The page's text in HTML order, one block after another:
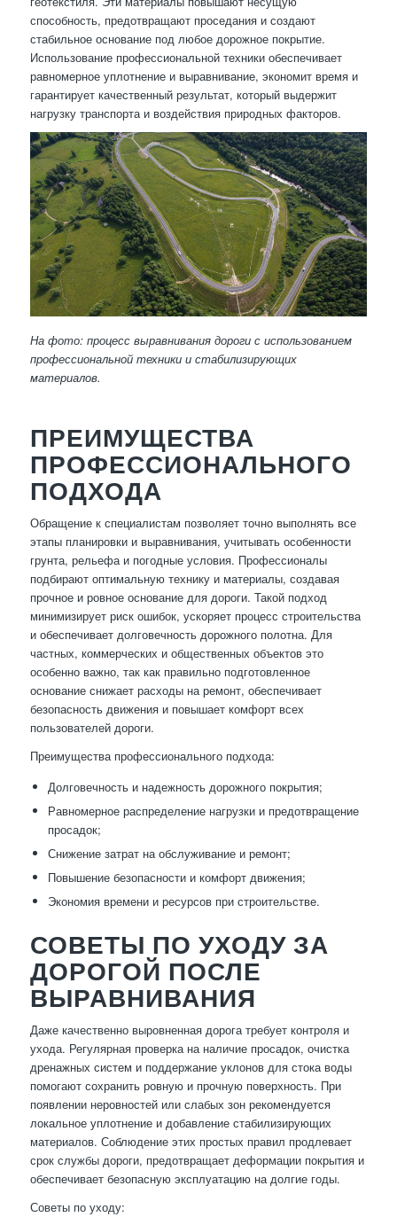
способность, предотвращают проседания и создают
стабильное основание под любое дорожное покрытие.
Использование профессиональной техники обеспечивает
равномерное уплотнение и выравнивание, экономит время и
гарантирует качественный результат, который выдержит
нагрузку транспорта и воздействия природных факторов.
На фото: процесс выравнивания дороги с использованием
профессиональной техники и стабилизирующих
материалов.
ПРЕИМУЩЕСТВА
ПРОФЕССИОНАЛЬНОГО
ПОДХОДА
Обращение к специалистам позволяет точно выполнять все
этапы планировки и выравнивания, учитывать особенности
грунта, рельефа и погодные условия. Профессионалы
подбирают оптимальную технику и материалы, создавая
прочное и ровное основание для дороги. Такой подход
минимизирует риск ошибок, ускоряет процесс строительства
и обеспечивает долговечность дорожного полотна. Для
частных, коммерческих и общественных объектов это
особенно важно, так как правильно подготовленное
основание снижает расходы на ремонт, обеспечивает
безопасность движения и повышает комфорт всех
пользователей дороги.
Преимущества профессионального подхода:
Долговечность и надежность дорожного покрытия;
Равномерное распределение нагрузки и предотвращение
просадок;
Снижение затрат на обслуживание и ремонт;
Повышение безопасности и комфорт движения;
Экономия времени и ресурсов при строительстве.
СОВЕТЫ ПО УХОДУ ЗА
ДОРОГОЙ ПОСЛЕ
ВЫРАВНИВАНИЯ
Даже качественно выровненная дорога требует контроля и
ухода. Регулярная проверка на наличие просадок, очистка
дренажных систем и поддержание уклонов для стока воды
помогают сохранить ровную и прочную поверхность. При
появлении неровностей или слабых зон рекомендуется
локальное уплотнение и добавление стабилизирующих
материалов. Соблюдение этих простых правил продлевает
срок службы дороги, предотвращает деформации покрытия и
обеспечивает безопасную эксплуатацию на долгие годы.
Советы по уходу: